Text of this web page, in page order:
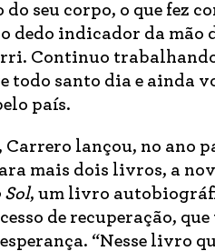
seu corpo, o que fez
dedo indicador da mão
Continuo
todo santo dia e ainda
país.
lançou, no ano
mais dois livros, a
Sol, um livro
de recuperação,
“Nesse livro